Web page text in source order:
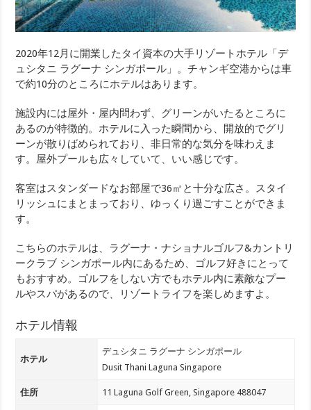
2020年12月に開業したタイ資本の大手リゾートホテル「デ
ュシタニ ラグーナ シンガポール」。チャンギ空港からは車
で約10分のところにホテルはあります。
施設内には屋外・屋内問わず、グリーンがいたるところに
あるのが特徴的。ホテルに入った瞬間から、開放的でグリ
ーンが散りばめられており、非日常的な気分を味わえま
す。屋外プールも広々していて、いい感じです。
客室はスタンダードなお部屋で36㎡と十分な広さ。スタイ
リッシュにまとまっており、ゆっくり過ごすことができま
す。
こちらのホテルは、ラグーナ・ナショナルゴルフ&カントリ
ークラブ シンガポール内にあるため、ゴルフ好きにとって
もおすすめ。ゴルフをしない方でもホテル内に素敵なプー
ルやスパがあるので、リゾートライフを楽しめますよ。
ホテル情報
ホテル
デュシタニ ラグーナ シンガポール
Dusit Thani Laguna Singapore
住所 11 Laguna Golf Green, Singapore 488047